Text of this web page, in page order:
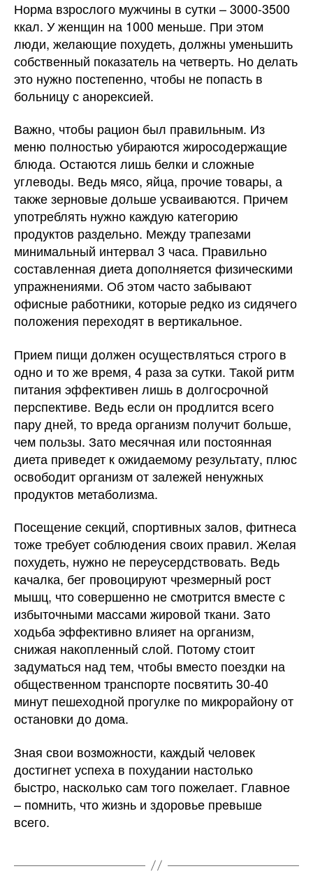
Норма взрослого мужчины в сутки – 3000-3500
ккал. У женщин на 1000 меньше. При этом
люди, желающие похудеть, должны уменьшить
собственный показатель на четверть. Но делать
это нужно постепенно, чтобы не попасть в
больницу с анорексией.
Важно, чтобы рацион был правильным. Из
меню полностью убираются жиросодержащие
блюда. Остаются лишь белки и сложные
углеводы. Ведь мясо, яйца, прочие товары, а
также зерновые дольше усваиваются. Причем
употреблять нужно каждую категорию
продуктов раздельно. Между трапезами
минимальный интервал 3 часа. Правильно
составленная диета дополняется физическими
упражнениями. Об этом часто забывают
офисные работники, которые редко из сидячего
положения переходят в вертикальное.
Прием пищи должен осуществляться строго в
одно и то же время, 4 раза за сутки. Такой ритм
питания эффективен лишь в долгосрочной
перспективе. Ведь если он продлится всего
пару дней, то вреда организм получит больше,
чем пользы. Зато месячная или постоянная
диета приведет к ожидаемому результату, плюс
освободит организм от залежей ненужных
продуктов метаболизма.
Посещение секций, спортивных залов, фитнеса
тоже требует соблюдения своих правил. Желая
похудеть, нужно не переусердствовать. Ведь
качалка, бег провоцируют чрезмерный рост
мышц, что совершенно не смотрится вместе с
избыточными массами жировой ткани. Зато
ходьба эффективно влияет на организм,
снижая накопленный слой. Потому стоит
задуматься над тем, чтобы вместо поездки на
общественном транспорте посвятить 30-40
минут пешеходной прогулке по микрорайону от
остановки до дома.
Зная свои возможности, каждый человек
достигнет успеха в похудании настолько
быстро, насколько сам того пожелает. Главное
– помнить, что жизнь и здоровье превыше
всего.